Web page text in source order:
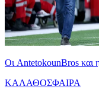
Oι AntetokounBros και
ΚΑΛΑΘΟΣΦΑΙΡΑ